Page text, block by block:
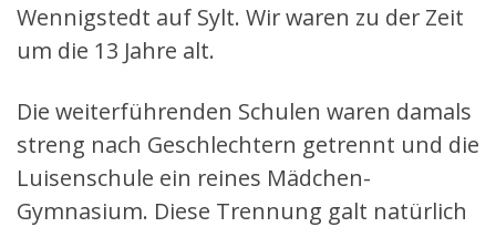
Wennigstedt auf Sylt. Wir waren zu der Zeit
um die 13 Jahre alt.
Die weiterführenden Schulen waren damals
streng nach Geschlechtern getrennt und die
Luisenschule ein reines Mädchen-
Gymnasium. Diese Trennung galt natürlich